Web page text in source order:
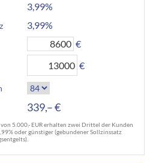
3,99%
3,99%
€
€
339,– €
5.000,- EUR erhalten zwei Drittel der Kunden
oder günstiger (gebundener Sollzinssatz